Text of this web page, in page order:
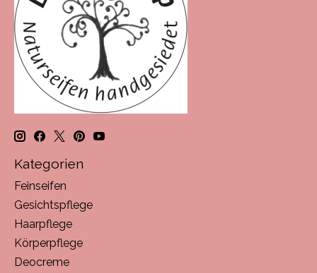
Kategorien
Feinseifen
Gesichtspflege
Haarpflege
Körperpflege
Deocreme